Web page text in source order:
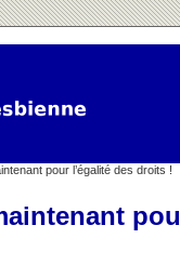
pour l’égalité des droits !